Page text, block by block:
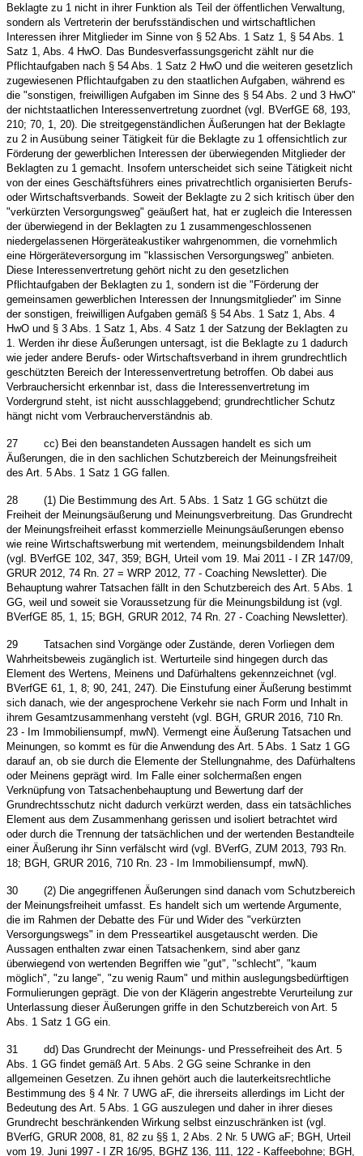
Beklagte zu 1 nicht in ihrer Funktion als Teil der öffentlichen Verwaltung,
sondern als Vertreterin der berufsständischen und wirtschaftlichen
Interessen ihrer Mitglieder im Sinne von § 52 Abs. 1 Satz 1, § 54 Abs. 1
Satz 1, Abs. 4 HwO. Das Bundesverfassungsgericht zählt nur die
Pflichtaufgaben nach § 54 Abs. 1 Satz 2 HwO und die weiteren gesetzlich
zugewiesenen Pflichtaufgaben zu den staatlichen Aufgaben, während es
die "sonstigen, freiwilligen Aufgaben im Sinne des § 54 Abs. 2 und 3 HwO"
der nichtstaatlichen Interessenvertretung zuordnet (vgl. BVerfGE 68, 193,
210; 70, 1, 20). Die streitgegenständlichen Äußerungen hat der Beklagte
zu 2 in Ausübung seiner Tätigkeit für die Beklagte zu 1 offensichtlich zur
Förderung der gewerblichen Interessen der überwiegenden Mitglieder der
Beklagten zu 1 gemacht. Insofern unterscheidet sich seine Tätigkeit nicht
von der eines Geschäftsführers eines privatrechtlich organisierten Berufs-
oder Wirtschaftsverbands. Soweit der Beklagte zu 2 sich kritisch über den
"verkürzten Versorgungsweg" geäußert hat, hat er zugleich die Interessen
der überwiegend in der Beklagten zu 1 zusammengeschlossenen
niedergelassenen Hörgeräteakustiker wahrgenommen, die vornehmlich
eine Hörgeräteversorgung im "klassischen Versorgungsweg" anbieten.
Diese Interessenvertretung gehört nicht zu den gesetzlichen
Pflichtaufgaben der Beklagten zu 1, sondern ist die "Förderung der
gemeinsamen gewerblichen Interessen der Innungsmitglieder" im Sinne
der sonstigen, freiwilligen Aufgaben gemäß § 54 Abs. 1 Satz 1, Abs. 4
HwO und § 3 Abs. 1 Satz 1, Abs. 4 Satz 1 der Satzung der Beklagten zu
1. Werden ihr diese Äußerungen untersagt, ist die Beklagte zu 1 dadurch
wie jeder andere Berufs- oder Wirtschaftsverband in ihrem grundrechtlich
geschützten Bereich der Interessenvertretung betroffen. Ob dabei aus
Verbrauchersicht erkennbar ist, dass die Interessenvertretung im
Vordergrund steht, ist nicht ausschlaggebend; grundrechtlicher Schutz
hängt nicht vom Verbraucherverständnis ab.
27 cc) Bei den beanstandeten Aussagen handelt es sich um
Äußerungen, die in den sachlichen Schutzbereich der Meinungsfreiheit
des Art. 5 Abs. 1 Satz 1 GG fallen.
28 (1) Die Bestimmung des Art. 5 Abs. 1 Satz 1 GG schützt die
Freiheit der Meinungsäußerung und Meinungsverbreitung. Das Grundrecht
der Meinungsfreiheit erfasst kommerzielle Meinungsäußerungen ebenso
wie reine Wirtschaftswerbung mit wertendem, meinungsbildendem Inhalt
(vgl. BVerfGE 102, 347, 359; BGH, Urteil vom 19. Mai 2011 - I ZR 147/09,
GRUR 2012, 74 Rn. 27 = WRP 2012, 77 - Coaching Newsletter). Die
Behauptung wahrer Tatsachen fällt in den Schutzbereich des Art. 5 Abs. 1
GG, weil und soweit sie Voraussetzung für die Meinungsbildung ist (vgl.
BVerfGE 85, 1, 15; BGH, GRUR 2012, 74 Rn. 27 - Coaching Newsletter).
29 Tatsachen sind Vorgänge oder Zustände, deren Vorliegen dem
Wahrheitsbeweis zugänglich ist. Werturteile sind hingegen durch das
Element des Wertens, Meinens und Dafürhaltens gekennzeichnet (vgl.
BVerfGE 61, 1, 8; 90, 241, 247). Die Einstufung einer Äußerung bestimmt
sich danach, wie der angesprochene Verkehr sie nach Form und Inhalt in
ihrem Gesamtzusammenhang versteht (vgl. BGH, GRUR 2016, 710 Rn.
23 - Im Immobiliensumpf, mwN). Vermengt eine Äußerung Tatsachen und
Meinungen, so kommt es für die Anwendung des Art. 5 Abs. 1 Satz 1 GG
darauf an, ob sie durch die Elemente der Stellungnahme, des Dafürhaltens
oder Meinens geprägt wird. Im Falle einer solchermaßen engen
Verknüpfung von Tatsachenbehauptung und Bewertung darf der
Grundrechtsschutz nicht dadurch verkürzt werden, dass ein tatsächliches
Element aus dem Zusammenhang gerissen und isoliert betrachtet wird
oder durch die Trennung der tatsächlichen und der wertenden Bestandteile
einer Äußerung ihr Sinn verfälscht wird (vgl. BVerfG, ZUM 2013, 793 Rn.
18; BGH, GRUR 2016, 710 Rn. 23 - Im Immobiliensumpf, mwN).
30 (2) Die angegriffenen Äußerungen sind danach vom Schutzbereich
der Meinungsfreiheit umfasst. Es handelt sich um wertende Argumente,
die im Rahmen der Debatte des Für und Wider des "verkürzten
Versorgungswegs" in dem Presseartikel ausgetauscht werden. Die
Aussagen enthalten zwar einen Tatsachenkern, sind aber ganz
überwiegend von wertenden Begriffen wie "gut", "schlecht", "kaum
möglich", "zu lange", "zu wenig Raum" und mithin auslegungsbedürftigen
Formulierungen geprägt. Die von der Klägerin angestrebte Verurteilung zur
Unterlassung dieser Äußerungen griffe in den Schutzbereich von Art. 5
Abs. 1 Satz 1 GG ein.
31 dd) Das Grundrecht der Meinungs- und Pressefreiheit des Art. 5
Abs. 1 GG findet gemäß Art. 5 Abs. 2 GG seine Schranke in den
allgemeinen Gesetzen. Zu ihnen gehört auch die lauterkeitsrechtliche
Bestimmung des § 4 Nr. 7 UWG aF, die ihrerseits allerdings im Licht der
Bedeutung des Art. 5 Abs. 1 GG auszulegen und daher in ihrer dieses
Grundrecht beschränkenden Wirkung selbst einzuschränken ist (vgl.
BVerfG, GRUR 2008, 81, 82 zu §§ 1, 2 Abs. 2 Nr. 5 UWG aF; BGH, Urteil
vom 19. Juni 1997 - I ZR 16/95, BGHZ 136, 111, 122 - Kaffeebohne; BGH,